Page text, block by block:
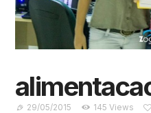
29/05/2015 145 Views